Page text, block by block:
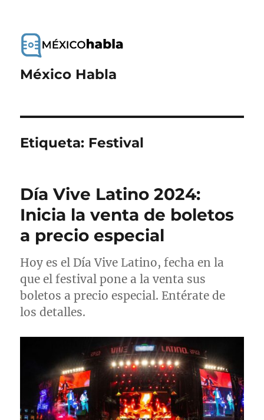
México Habla
Etiqueta: Festival
Día Vive Latino 2024:
Inicia la venta de boletos
a precio especial
Hoy es el Día Vive Latino, fecha en la
que el festival pone a la venta sus
boletos a precio especial. Entérate de
los detalles.